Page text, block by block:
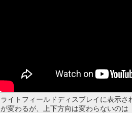
ライトフィールドディスプレイに表示
が変わるが、上下方向は変わらないの